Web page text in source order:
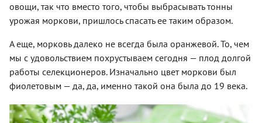
овощи, так что вместо того, чтобы выбрасывать тонны
урожая моркови, пришлось спасать ее таким образом.
А еще, морковь далеко не всегда была оранжевой. То, чем
мы с удовольствием похрустываем сегодня — плод долгой
работы селекционеров. Изначально цвет моркови был
фиолетовым — да, да, именно такой она была до 19 века.